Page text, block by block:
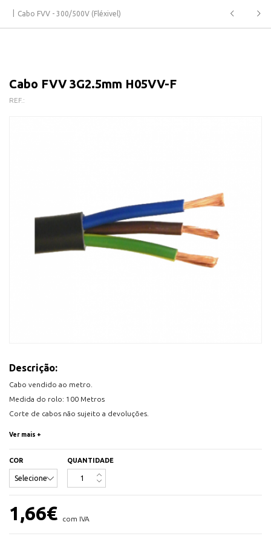
Cabo FVV - 300/500V (Fléxivel)
Cabo FVV 3G2.5mm H05VV-F
REF.:
Descrição:
Cabo vendido ao metro.
Medida do rolo: 100 Metros
Corte de cabos não sujeito a devoluções.
Estes cabos são indicados para instalações móveis no interior e para
eletrodomésticos com força mecânica média, sendo a sua principal
utilização as aplicações domésticas. Normas de refêrencia: UNE-EN 50525-
Ver mais +
COR QUANTIDADE
1,66€ com IVA